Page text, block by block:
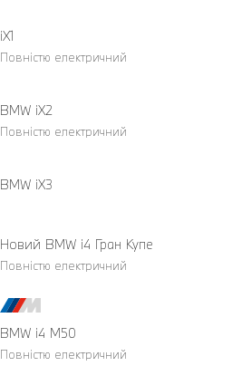
iX1
Повністю електричний
BMW iX2
Повністю електричний
BMW iX3
Новий BMW i4 Гран Купе
Повністю електричний
BMW i4 M50
Повністю електричний